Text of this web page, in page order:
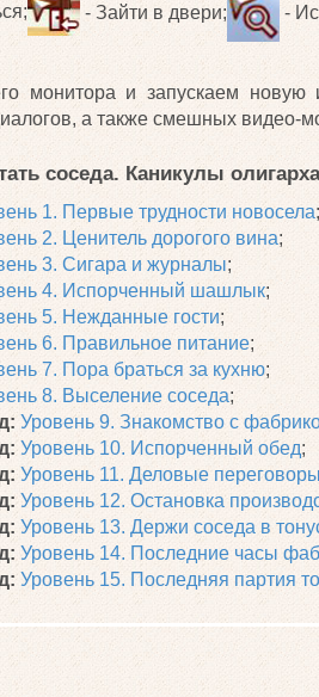
- Зайти в двери; -
монитора и запускаем новую
а также смешных видео-
соседа. Каникулы олигарха
1. Первые трудности новосела;
2. Ценитель дорогого вина;
3. Сигара и журналы;
4. Испорченный шашлык;
5. Нежданные гости;
6. Правильное питание;
7. Пора браться за кухню;
8. Выселение соседа;
Уровень 9. Знакомство с
Уровень 10. Испорченный обед;
Уровень 11. Деловые переговоры
Уровень 12. Остановка
Уровень 13. Держи соседа в
Уровень 14. Последние часы
Уровень 15. Последняя партия